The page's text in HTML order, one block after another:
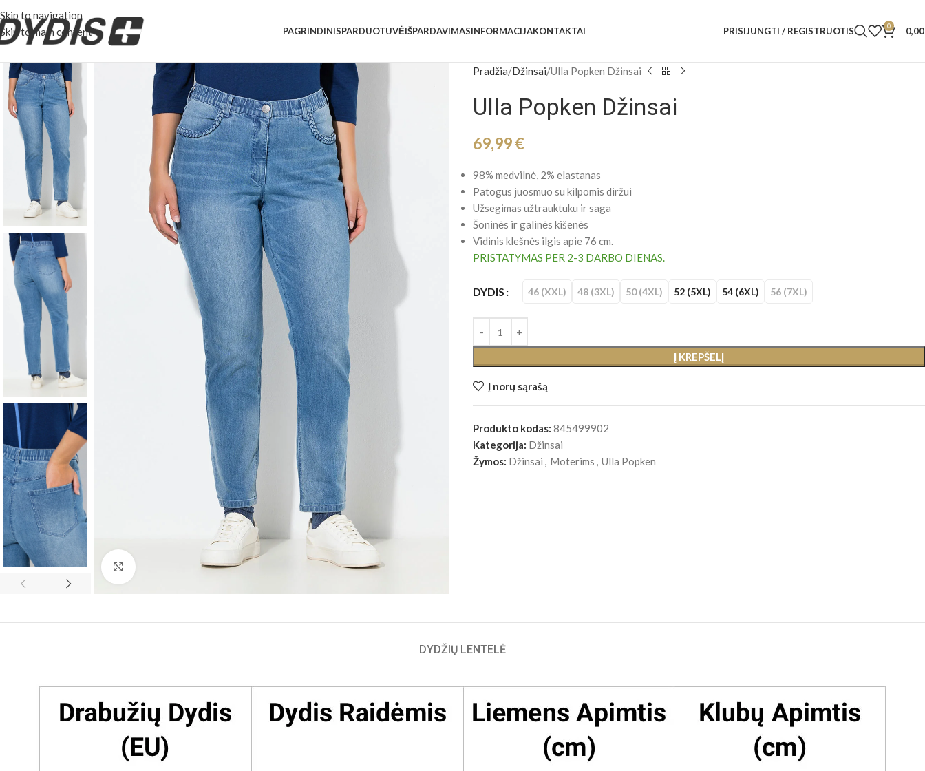
Skip to navigation
Skip to main content
PAGRINDINISPARDUOTUVĖIŠPARDAVIMASINFORMACIJAKONTAKTAI PRISIJUNGTI / REGISTRUOTIS 0
Pradžia Džinsai Ulla Popken Džinsai
Ulla Popken Džinsai
69,99€
98% medvilnė, 2% elastanas
Patogus juosmuo su kilpomis diržui
Užsegimas užtrauktuku ir saga
Šoninės ir galinės kišenės
Vidinis klešnės ilgis apie 76 cm.
PRISTATYMAS PER 2-3 DARBO DIENAS.
DYDIS 46 (XXL) 48 (3XL) 50 (4XL) 52 (5XL) 54 (6XL) 56 (7XL)
Į KREPŠELĮ
Į norų sąrašą
Produkto kodas: 845499902
Kategorija: Džinsai
Žymos: Džinsai , Moterims , Ulla Popken
DYDŽIŲ LENTELĖ